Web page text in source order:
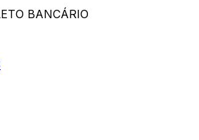
BANCÁRIO